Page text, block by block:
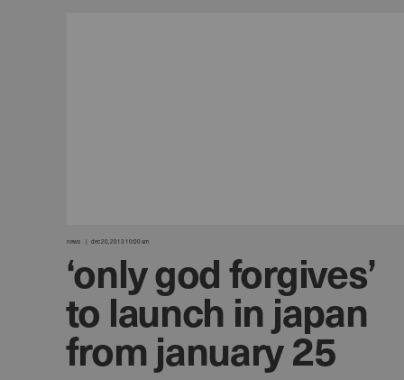
news dec 20, 2013 10:00 am
‘only god forgives’
to launch in japan
from january 25